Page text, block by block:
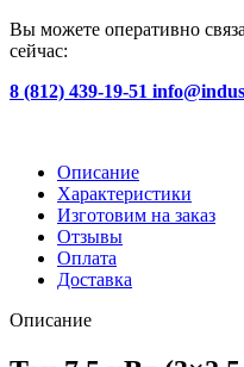
Вы можете оперативно
сейчас:
8 (812) 439-19-51
Описание
Характеристики
Изготовим на заказ
Отзывы
Оплата
Доставка
Описание